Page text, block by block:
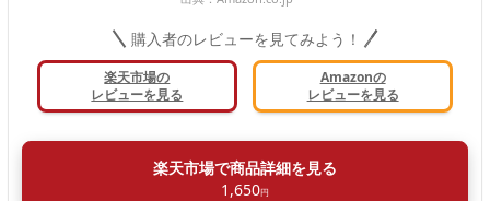
購入者のレビューを見てみよう！
楽天市場の
レビューを見る
Amazonの
レビューを見る
楽天市場で商品詳細を見る
1,650円